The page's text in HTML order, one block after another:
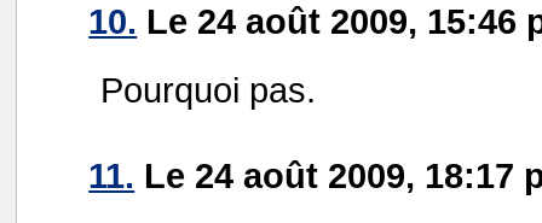
10. Le 24 août 2009, 15:46
Pourquoi pas.
11. Le 24 août 2009, 18:17